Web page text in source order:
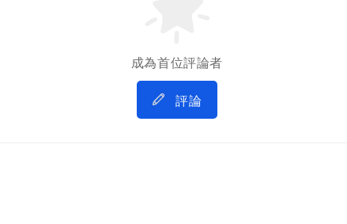
成為首位評論者
評論